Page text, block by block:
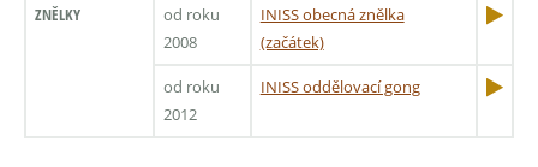
ZNĚLKY
od roku
2008
INISS obecná znělka
(začátek)
od roku
2012
INISS oddělovací gong